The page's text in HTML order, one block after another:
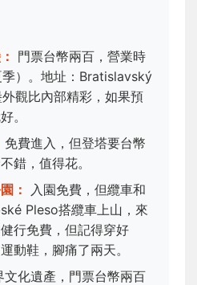
門票台幣兩百，營業時
）。地址：Bratislavský
觀比內部精彩，如果預
。
免費進入，但登塔要台幣
錯，值得花。
：
入園免費，但纜車和
Pleso搭纜車上山，來
行免費，但記得穿好
動鞋，腳痛了兩天。
文化遺產，門票台幣兩百